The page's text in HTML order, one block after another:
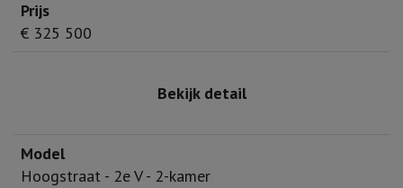
€ 325 500
Bekijk detail
Hoogstraat - 2e V - 2-kamer